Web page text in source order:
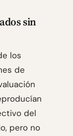
sin
los
de
del
pero no